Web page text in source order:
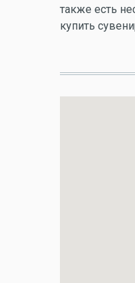
также есть
купить